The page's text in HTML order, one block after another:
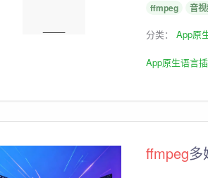
ffmpeg 音
分类： App原
App原生语言
ffmpeg多